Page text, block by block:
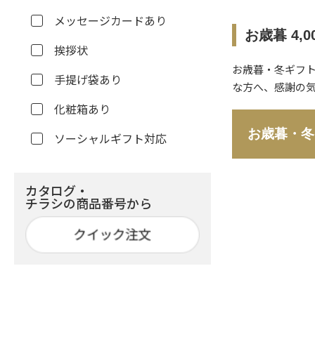
お歳暮
お歳暮・冬ギフ
な方へ、感謝の
お歳暮・
メッセージカードあり
挨拶状
手提げ袋あり
化粧箱あり
ソーシャルギフト対応
カタログ・
チラシの商品番号から